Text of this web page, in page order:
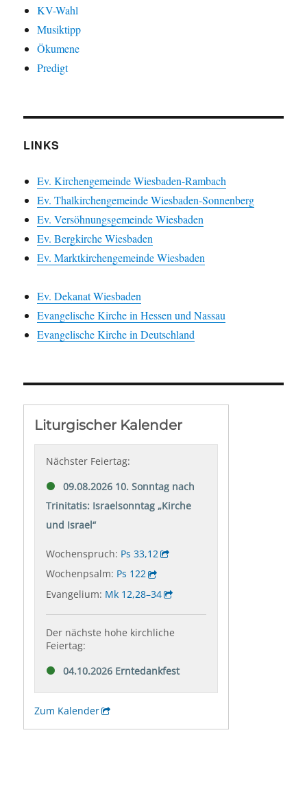
KV-Wahl
Musiktipp
Ökumene
Predigt
LINKS
Ev. Kirchengemeinde Wiesbaden-Rambach
Ev. Thalkirchengemeinde Wiesbaden-Sonnenberg
Ev. Versöhnungsgemeinde Wiesbaden
Ev. Bergkirche Wiesbaden
Ev. Marktkirchengemeinde Wiesbaden
Ev. Dekanat Wiesbaden
Evangelische Kirche in Hessen und Nassau
Evangelische Kirche in Deutschland